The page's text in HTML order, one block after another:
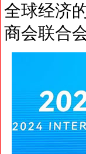
全球经济
商会联合